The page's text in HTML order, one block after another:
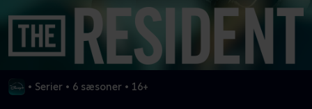
• Serier • 6 sæsoner • 16+